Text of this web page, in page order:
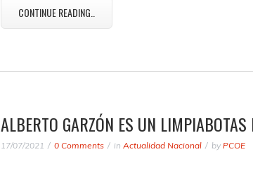
CONTINUE READING..
ALBERTO GARZÓN ES UN
17/07/2021 0 Comments in Actualidad Nacional by PCOE